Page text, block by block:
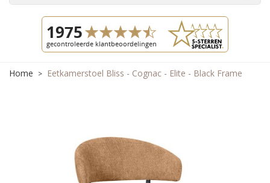
Home Eetkamerstoel Bliss - Cognac - Elite - Black Frame